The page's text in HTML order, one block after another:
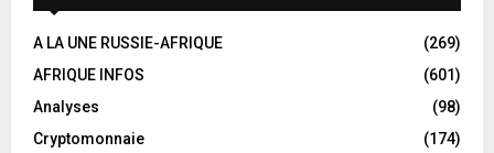
A LA UNE RUSSIE-AFRIQUE
(269)
AFRIQUE INFOS
(601)
Analyses
(98)
Cryptomonnaie
(174)